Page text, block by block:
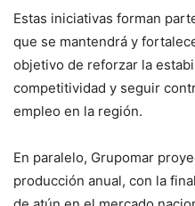
Estas iniciativas forman
que se mantendrá y
objetivo de reforzar la
competitividad y seguir
empleo en la región.
En paralelo, Grupomar
producción anual, con la